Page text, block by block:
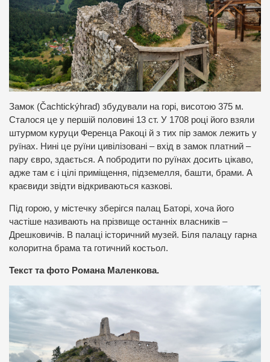
Замок (Čachtickýhrad) збудували на горі, висотою 375 м.
Сталося це у першій половині 13 ст. У 1708 році його взяли
штурмом куруци Ференца Ракоці й з тих пір замок лежить у
руїнах. Нині це руїни цивілізовані – вхід в замок платний –
пару євро, здається. А побродити по руїнах досить цікаво,
адже там є і цілі приміщення, підземелля, башти, брами. А
краєвиди звідти відкриваються казкові.
Під горою, у містечку зберігся палац Баторі, хоча його
частіше називають на прізвище останніх власників –
Дрешковичів. В палаці історичний музей. Біля палацу гарна
колоритна брама та готичний костьол.
Текст та фото Романа Маленкова.